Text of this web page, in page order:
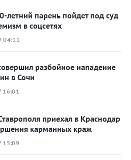
летний парень пойдет под суд
в соцсетях
04:11
разбойное нападение
в Сочи
16:01
приехал в Краснодар
карманных краж
15:09